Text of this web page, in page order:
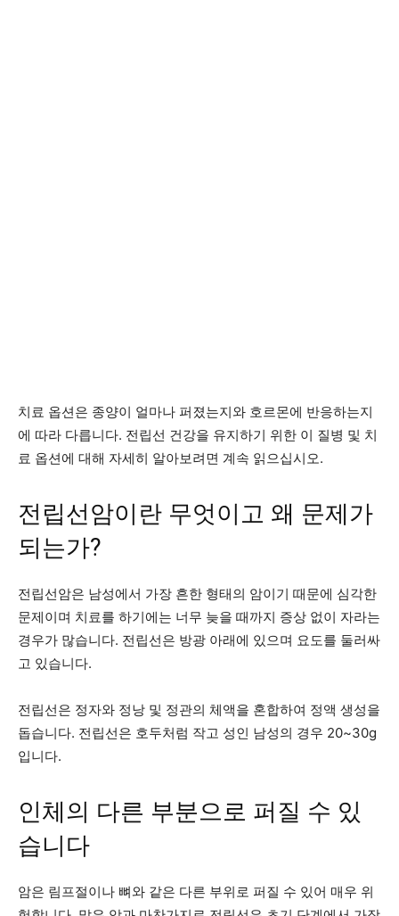
치료 옵션은 종양이 얼마나 퍼졌는지와 호르몬에 반응하는지
에 따라 다릅니다. 전립선 건강을 유지하기 위한 이 질병 및 치
료 옵션에 대해 자세히 알아보려면 계속 읽으십시오.
전립선암이란 무엇이고 왜 문제가
되는가?
전립선암은 남성에서 가장 흔한 형태의 암이기 때문에 심각한
문제이며 치료를 하기에는 너무 늦을 때까지 증상 없이 자라는
경우가 많습니다. 전립선은 방광 아래에 있으며 요도를 둘러싸
고 있습니다.
전립선은 정자와 정낭 및 정관의 체액을 혼합하여 정액 생성을
돕습니다. 전립선은 호두처럼 작고 성인 남성의 경우 20~30g
입니다.
인체의 다른 부분으로 퍼질 수 있
습니다
암은 림프절이나 뼈와 같은 다른 부위로 퍼질 수 있어 매우 위